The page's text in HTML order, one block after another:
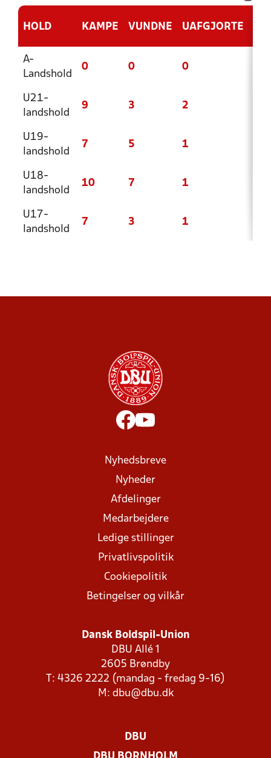
HOLD KAMPE VUNDNE UAFGJORTE
A-
Landshold
0 0 0
U21-
landshold
9 3 2
U19-
landshold
7 5 1
U18-
landshold
10 7 1
U17-
landshold
7 3 1
Nyhedsbreve
Nyheder
Afdelinger
Medarbejdere
Ledige stillinger
Privatlivspolitik
Cookiepolitik
Betingelser og vilkår
Dansk Boldspil-Union
DBU Allé 1
2605 Brøndby
T: 4326 2222 (mandag - fredag 9-16)
M: dbu@dbu.dk
DBU